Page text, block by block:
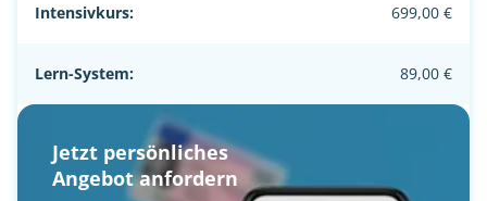
Intensivkurs: 699,00 €
Lern-System: 89,00 €
Jetzt persönliches
Angebot anfordern